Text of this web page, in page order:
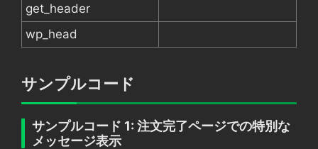
get_header
wp_head
サンプルコード
サンプルコード 1: 注文完了ページでの特別な
メッセージ表示